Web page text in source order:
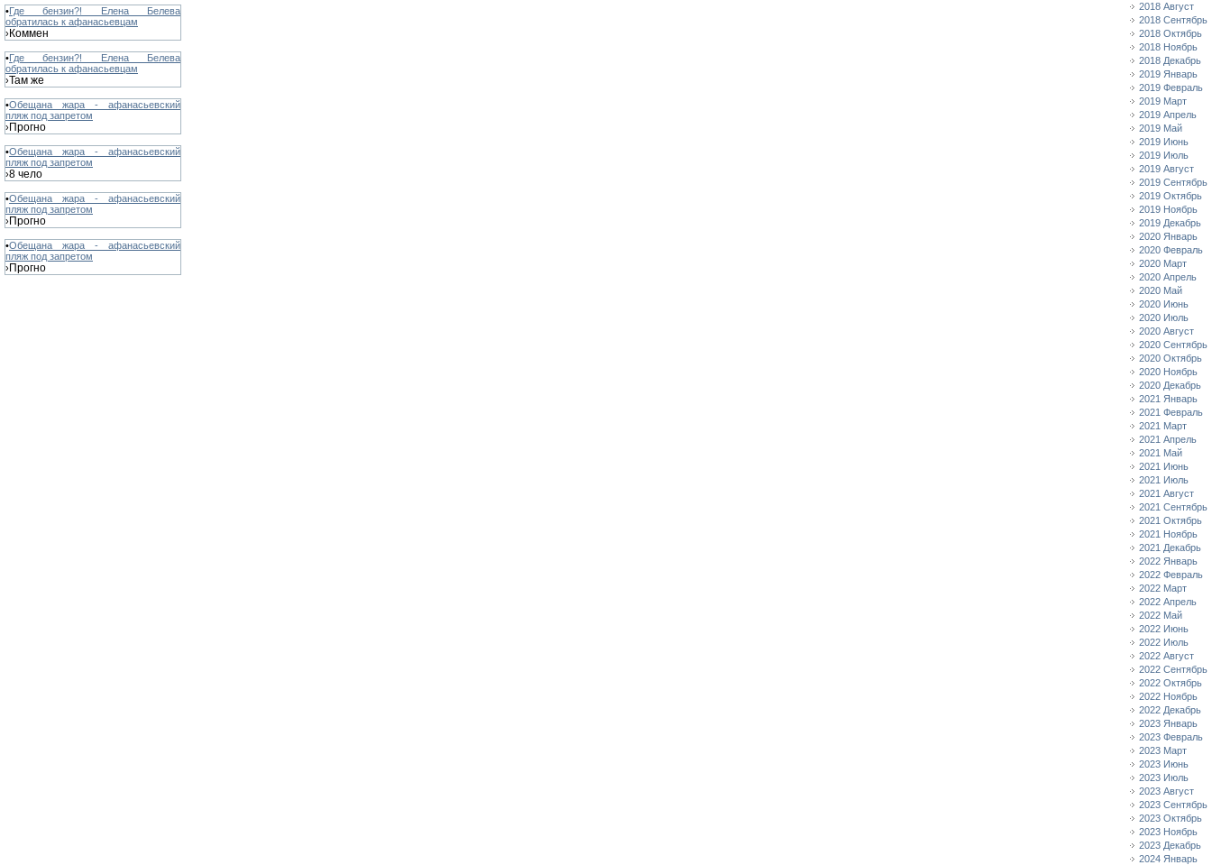
•Где бензин?! Елена Белева
обратилась к афанасьевцам
›Коммен
•Где бензин?! Елена Белева
обратилась к афанасьевцам
›Там же
•Обещана жара - афанасьевский
пляж под запретом
›Прогно
•Обещана жара - афанасьевский
пляж под запретом
›8 чело
•Обещана жара - афанасьевский
пляж под запретом
›Прогно
•Обещана жара - афанасьевский
пляж под запретом
›Прогно
2018 Август
2018 Сентябрь
2018 Октябрь
2018 Ноябрь
2018 Декабрь
2019 Январь
2019 Февраль
2019 Март
2019 Апрель
2019 Май
2019 Июнь
2019 Июль
2019 Август
2019 Сентябрь
2019 Октябрь
2019 Ноябрь
2019 Декабрь
2020 Январь
2020 Февраль
2020 Март
2020 Апрель
2020 Май
2020 Июнь
2020 Июль
2020 Август
2020 Сентябрь
2020 Октябрь
2020 Ноябрь
2020 Декабрь
2021 Январь
2021 Февраль
2021 Март
2021 Апрель
2021 Май
2021 Июнь
2021 Июль
2021 Август
2021 Сентябрь
2021 Октябрь
2021 Ноябрь
2021 Декабрь
2022 Январь
2022 Февраль
2022 Март
2022 Апрель
2022 Май
2022 Июнь
2022 Июль
2022 Август
2022 Сентябрь
2022 Октябрь
2022 Ноябрь
2022 Декабрь
2023 Январь
2023 Февраль
2023 Март
2023 Июнь
2023 Июль
2023 Август
2023 Сентябрь
2023 Октябрь
2023 Ноябрь
2023 Декабрь
2024 Январь